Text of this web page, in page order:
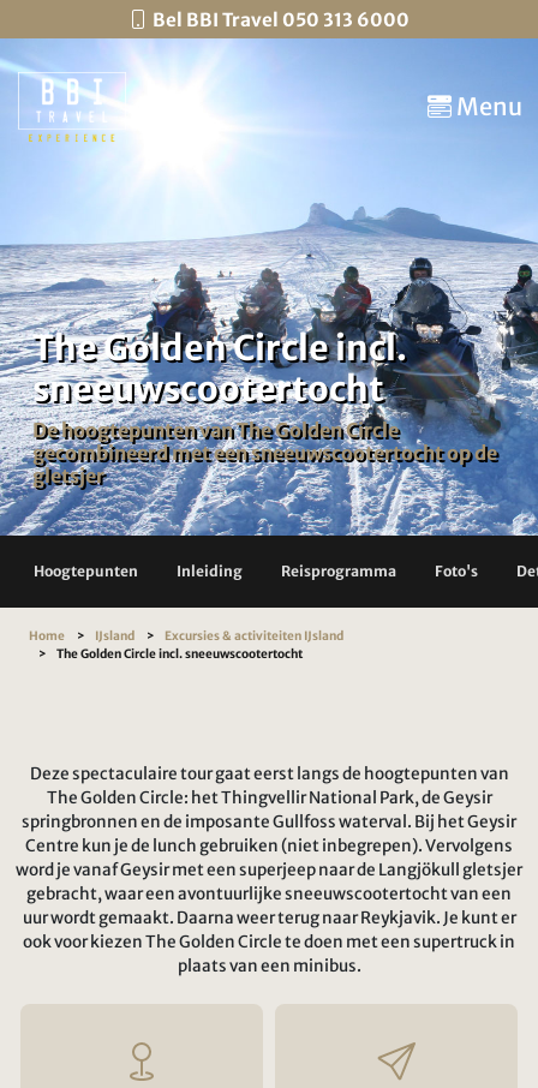
Bel BBI Travel 050 313 6000
Menu
The Golden Circle incl.
sneeuwscootertocht
De hoogtepunten van The Golden Circle
gecombineerd met een sneeuwscootertocht op de
gletsjer
Hoogtepunten Inleiding Reisprogramma Foto's
Home IJsland
Excursies & activiteiten IJsland
The Golden Circle incl. sneeuwscootertocht
Deze spectaculaire tour gaat eerst langs de hoogtepunten van
The Golden Circle: het Thingvellir National Park, de Geysir
springbronnen en de imposante Gullfoss waterval. Bij het Geysir
Centre kun je de lunch gebruiken (niet inbegrepen). Vervolgens
word je vanaf Geysir met een superjeep naar de Langjökull gletsjer
gebracht, waar een avontuurlijke sneeuwscootertocht van een
uur wordt gemaakt. Daarna weer terug naar Reykjavik. Je kunt er
ook voor kiezen The Golden Circle te doen met een supertruck in
plaats van een minibus.